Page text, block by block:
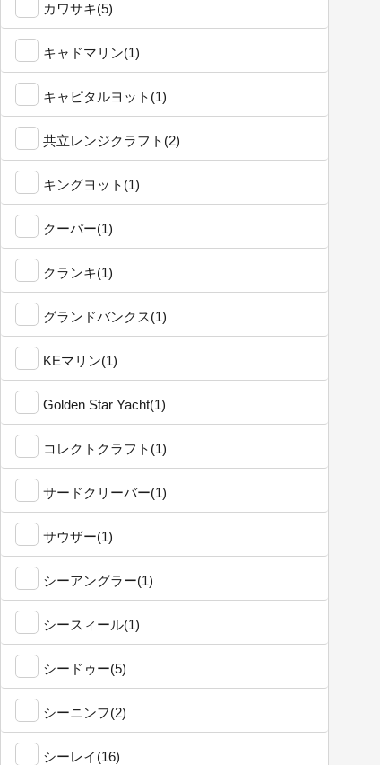
カワサキ(5)
キャドマリン(1)
キャピタルヨット(1)
共立レンジクラフト(2)
キングヨット(1)
クーパー(1)
クランキ(1)
グランドバンクス(1)
KEマリン(1)
Golden Star Yacht(1)
コレクトクラフト(1)
サードクリーバー(1)
サウザー(1)
シーアングラー(1)
シースィール(1)
シードゥー(5)
シーニンフ(2)
シーレイ(16)